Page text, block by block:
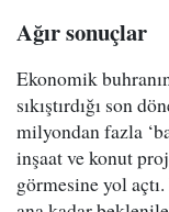
Ağır sonuçlar
Ekonomik
sıkıştırdığı son
milyondan fazla
inşaat ve konut
görmesine yol